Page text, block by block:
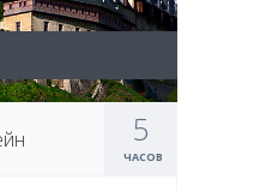
5
ЧАСОВ